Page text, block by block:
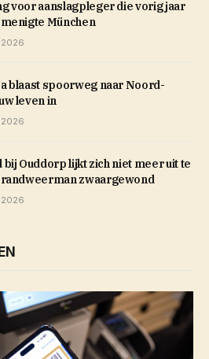
voor aanslagpleger die vorig jaar
München
blaast spoorweg naar Noord-
leven in
bij Ouddorp lijkt zich niet meer uit te
zwaargewond